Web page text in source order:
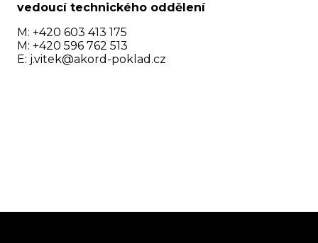
vedoucí technického oddělení
M: +420 603 413 175
M: +420 596 762 513
E: j.vitek@akord-poklad.cz